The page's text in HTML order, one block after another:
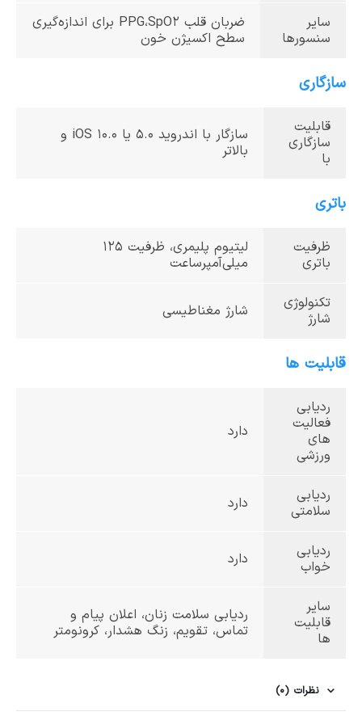
سایر
سنسورها
ضربان قلب PPG،SpO2 برای اندازه‌گیری
سطح اکسیژن خون
سازگاری
قابلیت
سازگاری
با
سازگار با اندروید 5.0 یا iOS 10.0 و
بالاتر
باتری
ظرفیت
باتری
لیتیوم پلیمری، ظرفیت 125
میلی‌آمپر‌ساعت
تکنولوژی
شارژ
شارژ مغناطیسی
قابلیت ها
ردیابی
فعالیت
های
ورزشی
دارد
ردیابی
سلامتی
دارد
ردیابی
خواب
دارد
سایر
قابلیت
ها
ردیابی سلامت زنان، اعلان پیام و
تماس، تقویم، زنگ هشدار، کرونومتر
نظرات (0)